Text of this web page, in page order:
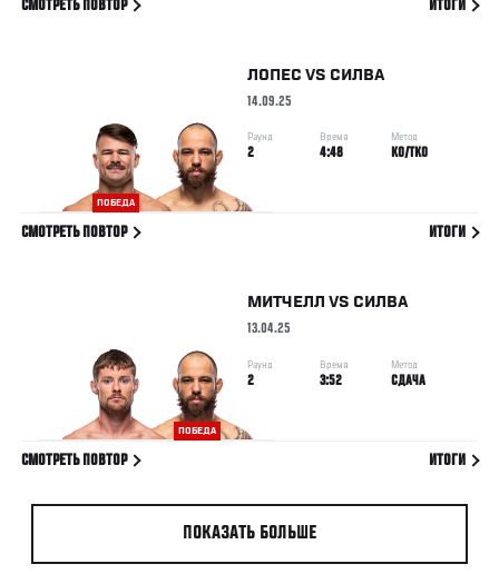
СМОТРЕТЬ ПОВТОР ИТОГИ
ПОБЕДА
ЛОПЕС VS СИЛВА
14.09.25
Раунд
2
Время
4:48
Метод
KO/TKO
СМОТРЕТЬ ПОВТОР ИТОГИ
ПОБЕДА
МИТЧЕЛЛ VS СИЛВА
13.04.25
Раунд
2
Время
3:52
Метод
СДАЧА
СМОТРЕТЬ ПОВТОР ИТОГИ
ПОКАЗАТЬ БОЛЬШЕ